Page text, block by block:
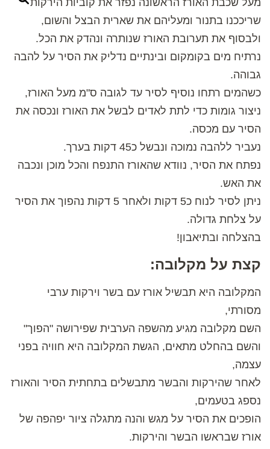
מעל שכבת האורז הראשונה נפזר את קוביות הירקות
שריככנו בתנור ומעליהם את שארית הבצל והשום,
ולבסוף את תערובת האורז שנותרה ונהדק את הכל.
נרתיח מים בקומקום ובינתיים נדליק את הסיר על להבה
גבוהה.
כשהמים רתחו נוסיף לסיר עד לגובה ס"מ מעל האורז,
ניצור גומות כדי לתת לאדים לבשל את האורז ונכסה את
הסיר עם מכסה.
נעביר ללהבה נמוכה ונבשל כ45 דקות בערך.
נפתח את הסיר, נוודא שהאורז התנפח והכל מוכן ונכבה
את האש.
ניתן לסיר לנוח כ5 דקות ולאחר 5 דקות נהפוך את הסיר
על צלחת גדולה.
בהצלחה ובתיאבון!
קצת על מקלובה:
המקלובה היא תבשיל אורז עם בשר וירקות ערבי
מסורתי,
השם מקלובה מגיע מהשפה הערבית שפירושה "הפוך"
והשם בהחלט מתאים, הגשת המקלובה היא חוויה בפני
עצמה,
לאחר שהירקות והבשר מתבשלים בתחתית הסיר והאורז
נספג בטעמים,
הופכים את הסיר על מגש והנה מתגלה ציור יפהפה של
אורז שבראשו הבשר והירקות.